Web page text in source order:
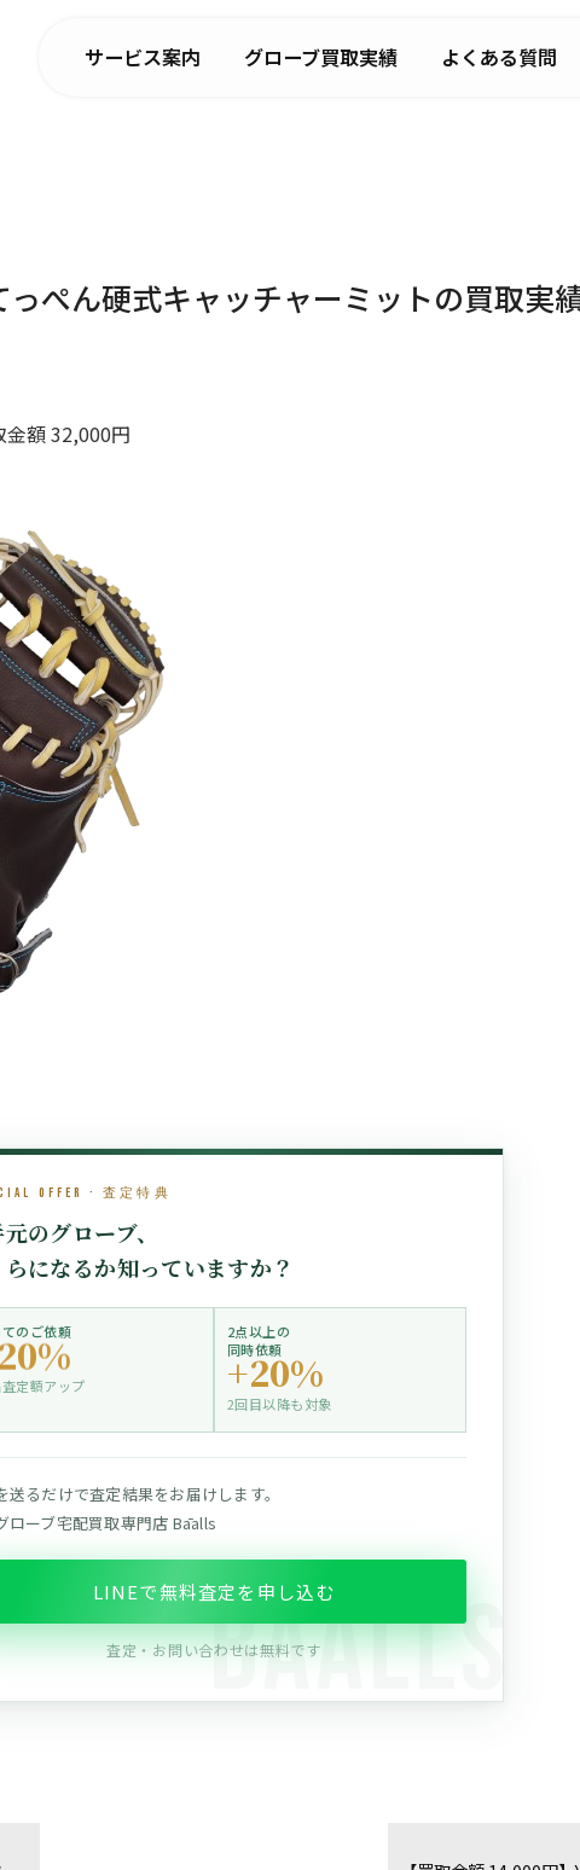
サービス案内 グローブ買取実績 よくある質問
っぺん硬式キャッチャーミットの買取実
金額 32,000円
Offer · 査定特典
のグローブ、
になるか知っていますか？
のご依頼
定額アップ
2点以上の
同時依頼
+20%
2回目以降も対象
送るだけで査定結果をお届けします。
ローブ宅配買取専門店 Bāalls
LINEで無料査定を申し込む
査定・お問い合わせは無料です